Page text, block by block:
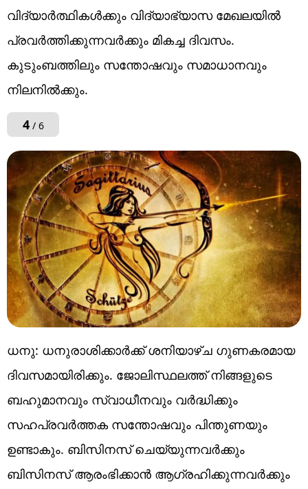
വിദ്യാർത്ഥികൾക്കും വിദ്യാഭ്യാസ മേഖലയിൽ
പ്രവർത്തിക്കുന്നവർക്കും മികച്ച ദിവസം.
കുടുംബത്തിലും സന്തോഷവും സമാധാനവും
നിലനിൽക്കും.
4/ 6
ധനു: ധനുരാശിക്കാർക്ക് ശനിയാഴ്ച ഗുണകരമായ
ദിവസമായിരിക്കും. ജോലിസ്ഥലത്ത് നിങ്ങളുടെ
ബഹുമാനവും സ്വാധീനവും വർദ്ധിക്കും
സഹപ്രവർത്തക സന്തോഷവും പിന്തുണയും
ഉണ്ടാകും. ബിസിനസ് ചെയ്യുന്നവർക്കും
ബിസിനസ് ആരംഭിക്കാൻ ആഗ്രഹിക്കുന്നവർക്കും